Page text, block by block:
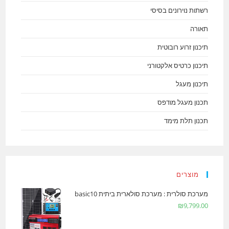
רשתות נוירונים בסיסי
תאורה
תיכנון זרוע רובוטית
תיכנון כרטיס אלקטורני
תיכנון מעגל
תכנון מעגל מודפס
תכנון תלת מימד
מוצרים
מערכת סולרית : מערכת סולארית ביתית basic10
₪9,799.00